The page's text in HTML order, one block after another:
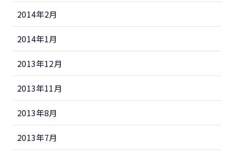
2014年2月
2014年1月
2013年12月
2013年11月
2013年8月
2013年7月